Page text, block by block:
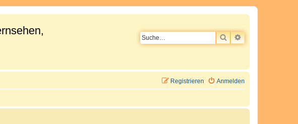
SUCHEERWEITERTE
Anmelden
Registrieren